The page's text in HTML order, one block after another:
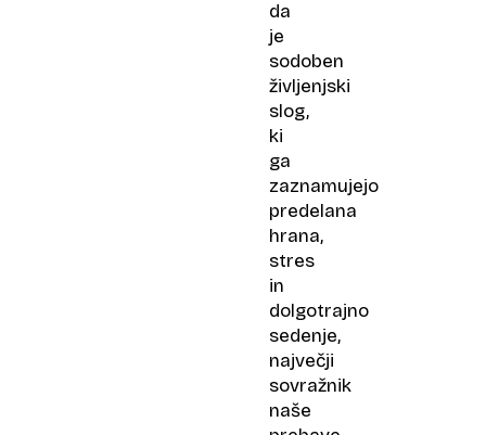
da
je
sodoben
življenjski
slog,
ki
ga
zaznamujejo
predelana
hrana,
stres
in
dolgotrajno
sedenje,
največji
sovražnik
naše